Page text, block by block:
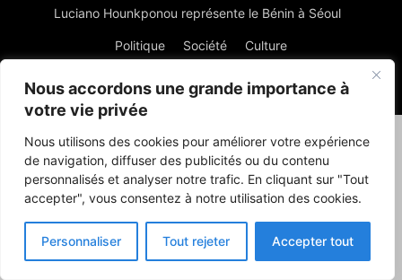
Nous accordons une grande importance à
votre vie privée
Nous utilisons des cookies pour améliorer votre expérience
de navigation, diffuser des publicités ou du contenu
personnalisés et analyser notre trafic. En cliquant sur "Tout
accepter", vous consentez à notre utilisation des cookies.
Personnaliser Tout rejeter Accepter tout
Luciano Hounkponou représente le Bénin à Séoul
Politique Société Culture
© Powered by digitXplus Francophone